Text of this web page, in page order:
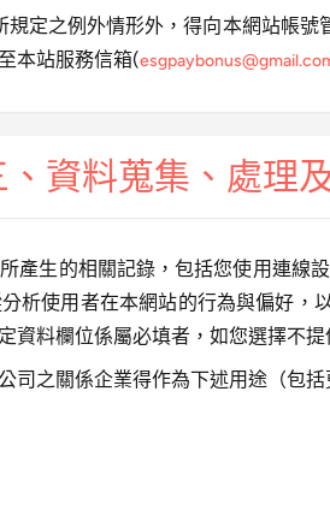
定之例外情形外，得向本網站帳
本站服務信箱(
、資料蒐集、處理
產生的相關記錄，包括您使用連線
析使用者在本網站的行為與偏好
資料欄位係屬必填者，如您選擇不
之關係企業得作為下述用途（包括